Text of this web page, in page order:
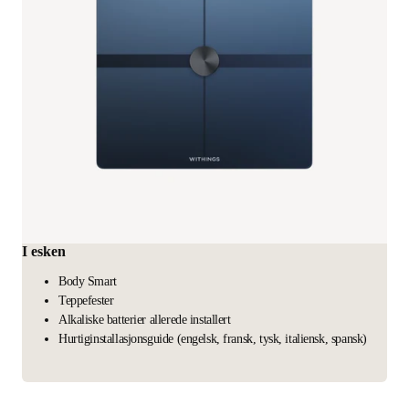
I esken
Body Smart
Teppefester
Alkaliske batterier allerede installert
Hurtiginstallasjonsguide (engelsk, fransk, tysk, italiensk, spansk)